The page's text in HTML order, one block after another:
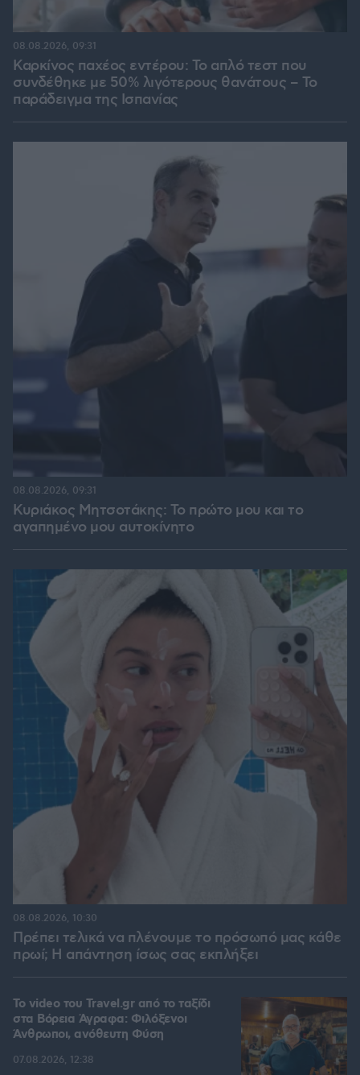
Καρκίνος παχέος εντέρου: Το απλό τεστ που
συνδέθηκε με 50% λιγότερους θανάτους – Το
παράδειγμα της Ισπανίας
08.08.2026, 09:31
Κυριάκος Μητσοτάκης: Το πρώτο μου και το
αγαπημένο μου αυτοκίνητο
08.08.2026, 09:31
Πρέπει τελικά να πλένουμε το πρόσωπό μας κάθε
πρωί; Η απάντηση ίσως σας εκπλήξει
08.08.2026, 10:30
To video του Travel.gr από το ταξίδι
στα Βόρεια Άγραφα: Φιλόξενοι
Άνθρωποι, ανόθευτη Φύση
07.08.2026, 12:38